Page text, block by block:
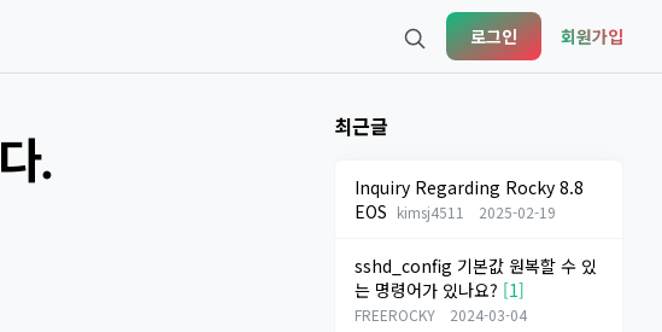
로그인 회원가입
.
최근글
Inquiry Regarding Rocky 8.8
EOS kimsj4511 2025-02-19
sshd_config 기본값 원복할 수 있
는 명령어가 있나요? [1]
FREEROCKY 2024-03-04